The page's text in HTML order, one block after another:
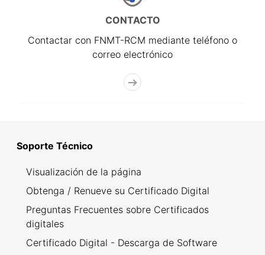
CONTACTO
Contactar con FNMT-RCM mediante teléfono o
correo electrónico
Soporte Técnico
Visualización de la página
Obtenga / Renueve su Certificado Digital
Preguntas Frecuentes sobre Certificados
digitales
Certificado Digital - Descarga de Software